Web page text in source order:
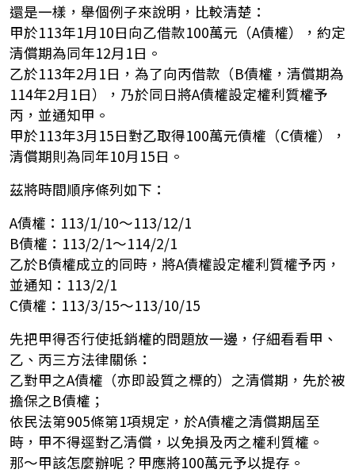
還是一樣，舉個例子來說明，比較清楚：
甲於113年1月10日向乙借款100萬元（A債權），約定
清償期為同年12月1日。
乙於113年2月1日，為了向丙借款（B債權，清償期為
114年2月1日），乃於同日將A債權設定權利質權予
丙，並通知甲。
甲於113年3月15日對乙取得100萬元債權（C債權），
清償期則為同年10月15日。
茲將時間順序條列如下：
A債權：113/1/10～113/12/1
B債權：113/2/1～114/2/1
乙於B債權成立的同時，將A債權設定權利質權予丙，
並通知：113/2/1
C債權：113/3/15～113/10/15
先把甲得否行使抵銷權的問題放一邊，仔細看看甲、
乙、丙三方法律關係：
乙對甲之A債權（亦即設質之標的）之清償期，先於被
擔保之B債權；
依民法第905條第1項規定，於A債權之清償期屆至
時，甲不得逕對乙清償，以免損及丙之權利質權。
那～甲該怎麼辦呢？甲應將100萬元予以提存。